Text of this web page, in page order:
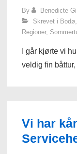
By Benedicte
Skrevet i Bodø,
Regioner,
I går kjørte vi
veldig fin
Vi har